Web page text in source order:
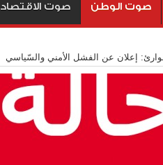
صوت الوطن صوت الاقتصاد
إعلان عن الفشل الأمني والسّياسي